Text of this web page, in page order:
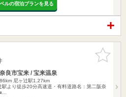
ルの宿泊プランを見る
お気に入
りに追加
良市宝来 / 宝来温泉
尼ヶ辻駅1.27km
駅より徒歩20分高速道・有料道路名：第二阪奈
…